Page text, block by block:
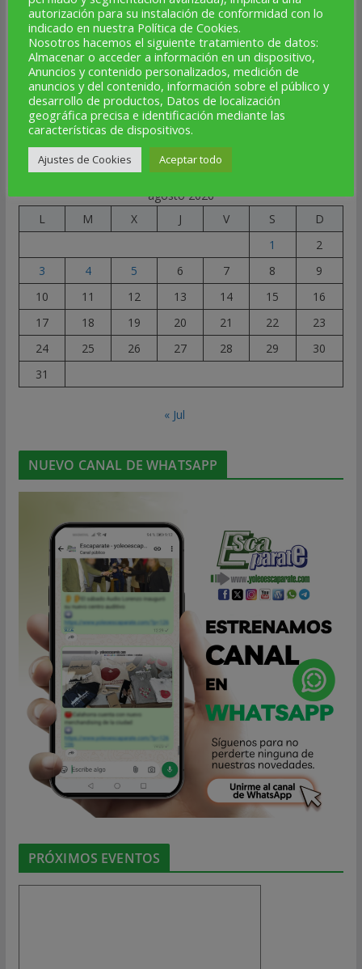
SÍGUENOS
Facebook InstagramTelegramX YouTube Correo electrónico
★
NOTICIAS AL DÍA
agosto 2026
L
M X J V S
D
1
2
3
4 5 6 7 8
9
10
11 12 13 14 15
16
17
18 19 20 21 22
23
24
25 26 27 28 29
30
31
« Jul
NUEVO CANAL DE WHATSAPP
PRÓXIMOS EVENTOS
autorización para su instalación de conformidad con lo
indicado en nuestra Política de Cookies.
Nosotros hacemos el siguiente tratamiento de datos:
Almacenar o acceder a información en un dispositivo,
Anuncios y contenido personalizados, medición de
anuncios y del contenido, información sobre el público y
desarrollo de productos, Datos de localización
geográfica precisa e identificación mediante las
características de dispositivos.
Ajustes de Cookies Aceptar todo